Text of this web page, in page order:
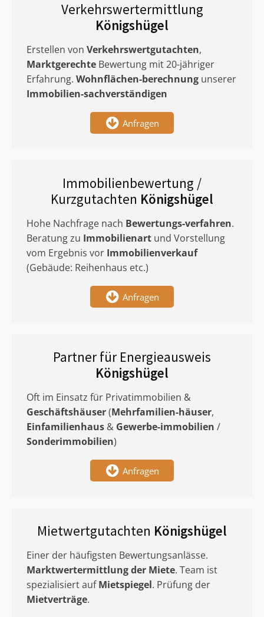
Verkehrswertermittlung
Königshügel
Erstellen von Verkehrswertgutachten,
Marktgerechte Bewertung mit 20-jähriger
Erfahrung. Wohnflächen-berechnung unserer
Immobilien-sachverständigen
Anfragen
Immobilienbewertung /
Kurzgutachten Königshügel
Hohe Nachfrage nach Bewertungs-verfahren.
Beratung zu Immobilienart und Vorstellung
vom Ergebnis vor Immobilienverkauf
(Gebäude: Reihenhaus etc.)
Anfragen
Partner für Energieausweis
Königshügel
Oft im Einsatz für Privatimmobilien &
Geschäftshäuser(Mehrfamilien-häuser,
Einfamilienhaus & Gewerbe-immobilien /
Sonderimmobilien)
Anfragen
Mietwertgutachten Königshügel
Einer der häufigsten Bewertungsanlässe.
Marktwertermittlungder Miete. Team ist
spezialisiert aufMietspiegel. Prüfung der
Mietverträge.